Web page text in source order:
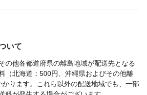
いて
の他各都道府県の離島地域が配送先となる
（北海道：500円、沖縄県およびその他離
ります。これら以外の配送地域でも、一部